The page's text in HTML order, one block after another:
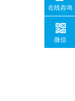
在线咨询
微信